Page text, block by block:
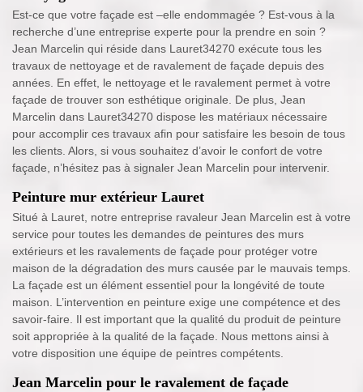
Est-ce que votre façade est –elle endommagée ? Est-vous à la
recherche d’une entreprise experte pour la prendre en soin ?
Jean Marcelin qui réside dans Lauret34270 exécute tous les
travaux de nettoyage et de ravalement de façade depuis des
années. En effet, le nettoyage et le ravalement permet à votre
façade de trouver son esthétique originale. De plus, Jean
Marcelin dans Lauret34270 dispose les matériaux nécessaire
pour accomplir ces travaux afin pour satisfaire les besoin de tous
les clients. Alors, si vous souhaitez d’avoir le confort de votre
façade, n’hésitez pas à signaler Jean Marcelin pour intervenir.
Peinture mur extérieur Lauret
Situé à Lauret, notre entreprise ravaleur Jean Marcelin est à votre
service pour toutes les demandes de peintures des murs
extérieurs et les ravalements de façade pour protéger votre
maison de la dégradation des murs causée par le mauvais temps.
La façade est un élément essentiel pour la longévité de toute
maison. L’intervention en peinture exige une compétence et des
savoir-faire. Il est important que la qualité du produit de peinture
soit appropriée à la qualité de la façade. Nous mettons ainsi à
votre disposition une équipe de peintres compétents.
Jean Marcelin pour le ravalement de façade